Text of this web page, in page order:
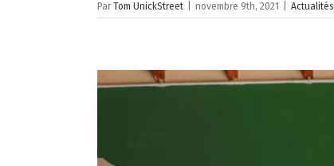
Par Tom UnickStreet novembre 9th, 2021 Actualités